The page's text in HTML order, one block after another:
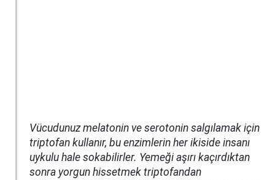
Vücudunuz melatonin ve serotonin salgılamak için
triptofan kullanır, bu enzimlerin her ikiside insanı
uykulu hale sokabilirler. Yemeği aşırı kaçırdıktan
sonra yorgun hissetmek triptofandan